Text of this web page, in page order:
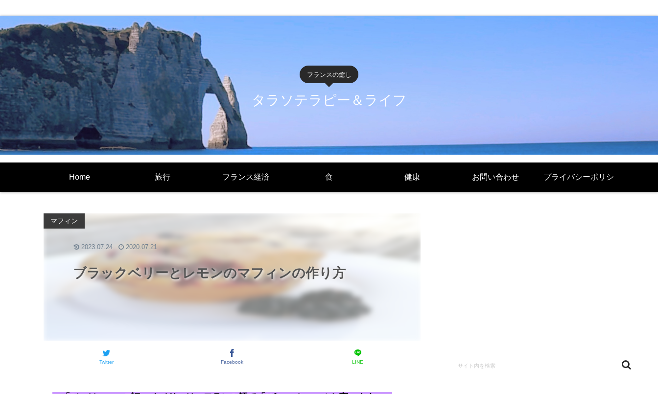
フランスの癒し
タラソテラピー＆ライフ
Home 旅行 フランス経済 食 健康 お問い合わせ プライバシーポリシ
ブラックベリーとレモンのマフィンの作り方
マフィン
Twitter Facebook LINE
2023.07.24 2020.07.21